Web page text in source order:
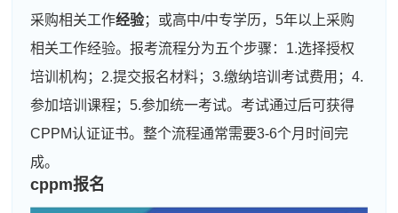
采购相关工作经验；或高中/中专学历，5年以上采购
相关工作经验。报考流程分为五个步骤：1.选择授权
培训机构；2.提交报名材料；3.缴纳培训考试费用；4.
参加培训课程；5.参加统一考试。考试通过后可获得
CPPM认证证书。整个流程通常需要3-6个月时间完
成。
cppm报名